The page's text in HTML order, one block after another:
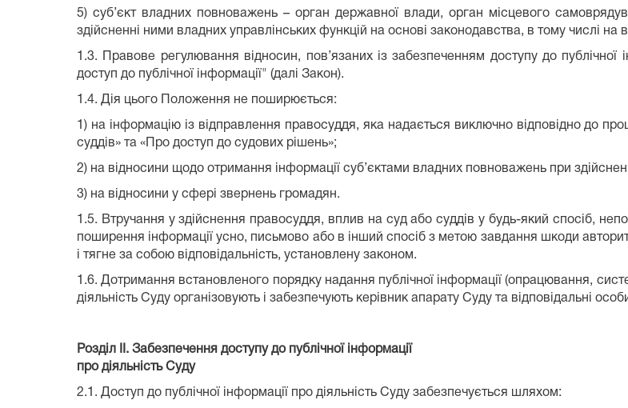
5) суб’єкт владних повноважень – орган державної влади, орган місцевого
здійсненні ними владних управлінських функцій на основі законодавства, в тому числі
1.3. Правове регулювання відносин, пов’язаних із забезпеченням доступу до публічної
доступ до публічної інформації" (далі Закон).
1.4. Дія цього Положення не поширюється:
1) на інформацію із відправлення правосуддя, яка надається виключно відповідно до
суддів» та «Про доступ до судових рішень»;
2) на відносини щодо отримання інформації суб’єктами владних повноважень при
3) на відносини у сфері звернень громадян.
1.5. Втручання у здійснення правосуддя, вплив на суд або суддів у будь-який спосіб,
поширення інформації усно, письмово або в інший спосіб з метою завдання шкоди
і тягне за собою відповідальність, установлену законом.
1.6. Дотримання встановленого порядку надання публічної інформації (опрацювання,
діяльність Суду організовують і забезпечують керівник апарату Суду та відповідальні
Розділ ІІ. Забезпечення доступу до публічної інформації
про діяльність Суду
2.1. Доступ до публічної інформації про діяльність Суду забезпечується шляхом: